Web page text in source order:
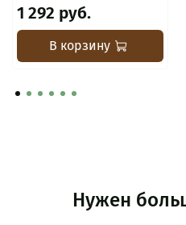
1 292 руб.
В корзину
Нужен